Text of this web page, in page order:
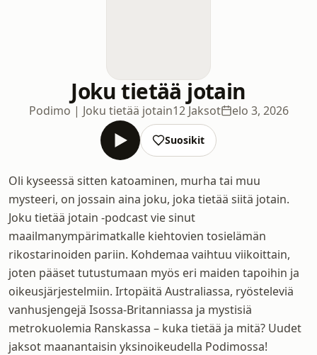
Joku tietää jotain
Podimo | Joku tietää jotain12 Jaksot elo 3, 2026
Suosikit
Oli kyseessä sitten katoaminen, murha tai muu
mysteeri, on jossain aina joku, joka tietää siitä jotain.
Joku tietää jotain -podcast vie sinut
maailmanympärimatkalle kiehtovien tosielämän
rikostarinoiden pariin. Kohdemaa vaihtuu viikoittain,
joten pääset tutustumaan myös eri maiden tapoihin ja
oikeusjärjestelmiin. Irtopäitä Australiassa, ryösteleviä
vanhusjengejä Isossa-Britanniassa ja mystisiä
metrokuolemia Ranskassa – kuka tietää ja mitä? Uudet
jaksot maanantaisin yksinoikeudella Podimossa!